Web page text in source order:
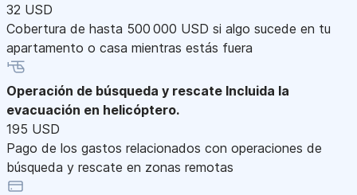
32 USD
Cobertura de hasta 500 000 USD si algo sucede en tu
apartamento o casa mientras estás fuera
Operación de búsqueda y rescate Incluida la
evacuación en helicóptero.
195 USD
Pago de los gastos relacionados con operaciones de
búsqueda y rescate en zonas remotas